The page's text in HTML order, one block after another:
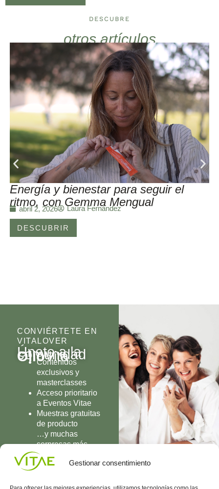
Gestionar consentimiento
DESCUBRE
otros artículos
Energía y bienestar para seguir el
ritmo, con Gemma Mengual
abril 2, 2026 Laura Fernández
DESCUBRIR
CONVIÉRTETE EN
VITALOVER
Únete a la
comunidad
OlioVita
Contenidos
exclusivos y
masterclasses
Acceso prioritario
a Eventos Vitae
Muestras gratuitas
de producto
…y muchas
sorpresas más
UNIRME